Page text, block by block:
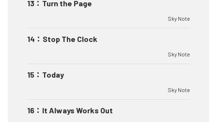
13 ： Turn the Page
Sky Note
14 ： Stop The Clock
Sky Note
15 ： Today
Sky Note
16 ： It Always Works Out